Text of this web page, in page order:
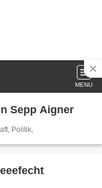
MENU
Sepp Aigner
Politik,